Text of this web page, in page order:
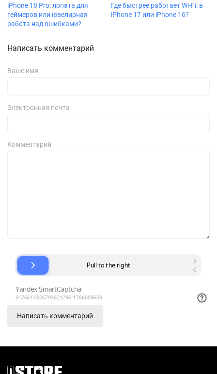
iPhone 18 Pro: лопата для
геймеров или ювелирная
работа над ошибками?
Где быстрее работает Wi-Fi: в
iPhone 17 или iPhone 16?
Написать комментарий
Ваше имя
Электронная почта
Комментарий